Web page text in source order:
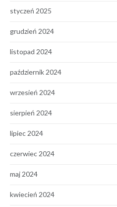
styczeń 2025
grudzień 2024
listopad 2024
październik 2024
wrzesień 2024
sierpień 2024
lipiec 2024
czerwiec 2024
maj 2024
kwiecień 2024